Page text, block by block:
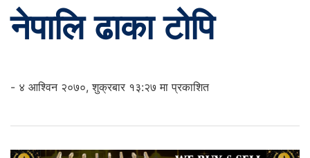
नेपालि ढाका टोपि
- ४ आश्विन २०७०, शुक्रबार १३:२७ मा प्रकाशित